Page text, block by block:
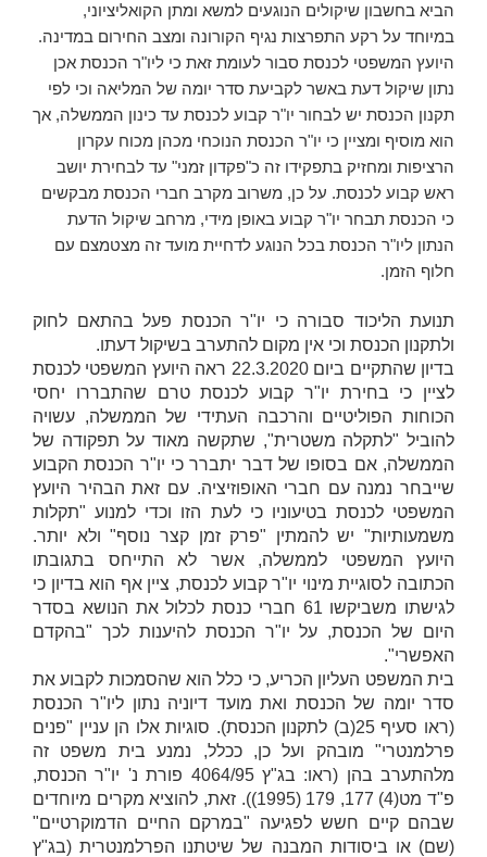
הביא בחשבון שיקולים הנוגעים למשא ומתן הקואליציוני,
במיוחד על רקע התפרצות נגיף הקורונה ומצב החירום במדינה.
היועץ המשפטי לכנסת סבור לעומת זאת כי ליו"ר הכנסת אכן
נתון שיקול דעת באשר לקביעת סדר יומה של המליאה וכי לפי
תקנון הכנסת יש לבחור יו"ר קבוע לכנסת עד כינון הממשלה, אך
הוא מוסיף ומציין כי יו"ר הכנסת הנוכחי מכהן מכוח עקרון
הרציפות ומחזיק בתפקידו זה כ"פקדון זמני" עד לבחירת יושב
ראש קבוע לכנסת. על כן, משרוב מקרב חברי הכנסת מבקשים
כי הכנסת תבחר יו"ר קבוע באופן מידי, מרחב שיקול הדעת
הנתון ליו"ר הכנסת בכל הנוגע לדחיית מועד זה מצטמצם עם
חלוף הזמן.
תנועת הליכוד סבורה כי יו"ר הכנסת פעל בהתאם לחוק
ולתקנון הכנסת וכי אין מקום להתערב בשיקול דעתו.
בדיון שהתקיים ביום 22.3.2020 ראה היועץ המשפטי לכנסת
לציין כי בחירת יו"ר קבוע לכנסת טרם שהתבררו יחסי
הכוחות הפוליטיים והרכבה העתידי של הממשלה, עשויה
להוביל "לתקלה משטרית", שתקשה מאוד על תפקודה של
הממשלה, אם בסופו של דבר יתברר כי יו"ר הכנסת הקבוע
שייבחר נמנה עם חברי האופוזיציה. עם זאת הבהיר היועץ
המשפטי לכנסת בטיעוניו כי לעת הזו וכדי למנוע "תקלות
משמעותיות" יש להמתין "פרק זמן קצר נוסף" ולא יותר.
היועץ המשפטי לממשלה, אשר לא התייחס בתגובתו
הכתובה לסוגיית מינוי יו"ר קבוע לכנסת, ציין אף הוא בדיון כי
לגישתו משביקשו 61 חברי כנסת לכלול את הנושא בסדר
היום של הכנסת, על יו"ר הכנסת להיענות לכך "בהקדם
האפשרי".
בית המשפט העליון הכריע, כי כלל הוא שהסמכות לקבוע את
סדר יומה של הכנסת ואת מועד דיוניה נתון ליו"ר הכנסת
(ראו סעיף 25(ב) לתקנון הכנסת). סוגיות אלו הן עניין "פנים
פרלמנטרי" מובהק ועל כן, ככלל, נמנע בית משפט זה
מלהתערב בהן (ראו: בג"ץ 4064/95
פורת נ' יו"ר הכנסת,
פ"ד מט(4) 177, 179 (1995)). זאת, להוציא מקרים מיוחדים
שבהם קיים חשש לפגיעה "במרקם החיים הדמוקרטיים"
(שם) או ביסודות המבנה של שיטתנו הפרלמנטרית (בג"ץ